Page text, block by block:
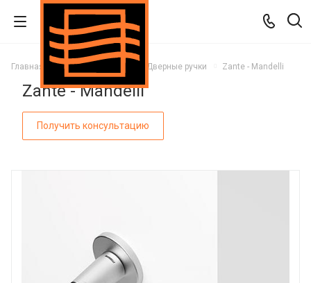
Главная Каталог Дверные ручки Zante - Mandelli
Zante - Mandelli
Получить консультацию